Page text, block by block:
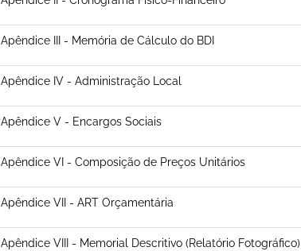
Apêndice III - Memória de Cálculo do BDI
Apêndice IV - Administração Local
Apêndice V - Encargos Sociais
Apêndice VI - Composição de Preços Unitários
Apêndice VII - ART Orçamentária
Apêndice VIII - Memorial Descritivo (Relatório Fotográfico)